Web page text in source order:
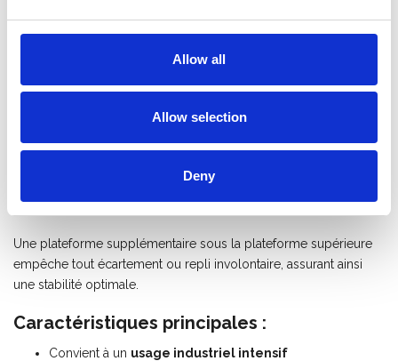
Allow all
Allow selection
Deny
robuste, vous travaillez en toute sécurité et efficacité. L’escabeau
4 plaques de renfort et de 12 points de
maximales.
marches profondes de 10 cmoffrent un excellent confort de
travail, même lors d’utilisations prolongées. Les montants
Une plateforme supplémentaire sous la plateforme supérieure
empêche tout écartement ou repli involontaire, assurant ainsi
une stabilité optimale.
Caractéristiques principales :
Convient à un usage industriel intensif